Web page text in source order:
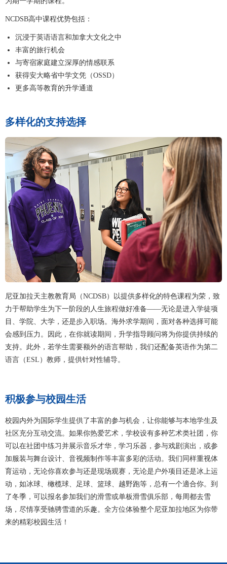
NCDSB高中课程优势包括：
沉浸于英语语言和加拿大文化之中
丰富的旅行机会
与寄宿家庭建立深厚的情感联系
获得安大略省中学文凭（OSSD）
更多高等教育的升学通道
多样化的支持选择
尼亚加拉天主教教育局（NCDSB）以提供多样化的特色课程为荣，致
力于帮助学生为下一阶段的人生旅程做好准备——无论是进入学徒项
目、学院、大学，还是步入职场。海外求学期间，面对各种选择可能
会感到压力。因此，在你就读期间，升学指导顾问将为你提供持续的
支持。此外，若学生需要额外的语言帮助，我们还配备英语作为第二
语言（ESL）教师，提供针对性辅导。
积极参与校园生活
校园内外为国际学生提供了丰富的参与机会，让你能够与本地学生及
社区充分互动交流。如果你热爱艺术，学校设有多种艺术类社团，你
可以在社团中练习并展示音乐才华，学习乐器，参与戏剧演出，或参
加服装与舞台设计、音视频制作等丰富多彩的活动。我们同样重视体
育运动，无论你喜欢参与还是现场观赛，无论是户外项目还是冰上运
动，如冰球、橄榄球、足球、篮球、越野跑等，总有一个適合你。到
了冬季，可以报名参加我们的滑雪或单板滑雪俱乐部，每周都去雪
场，尽情享受驰骋雪道的乐趣。全方位体验整个尼亚加拉地区为你带
来的精彩校园生活！